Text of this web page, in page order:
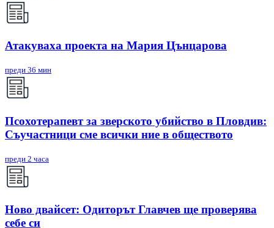
Атакуваха проекта на Мария Цънцарова
преди 36 мин
Псохотерапевт за зверското убийство в Пловдив:
Съучастници сме всички ние в обществото
преди 2 часа
Ново двайсет: Одиторът Главчев ще проверява
себе си